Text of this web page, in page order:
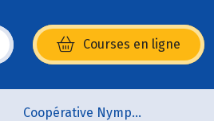
Courses en ligne
fenêtre)
Coopérative Nymphéa